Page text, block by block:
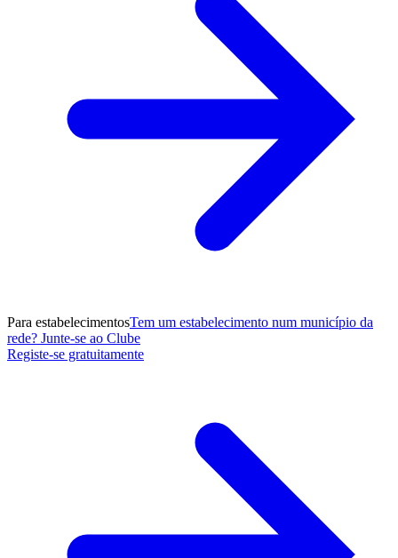
Para estabelecimentosTem um estabelecimento num município da
rede? Junte-se ao Clube
Registe-se gratuitamente